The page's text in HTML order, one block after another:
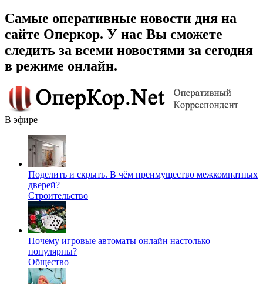
Самые оперативные новости дня на
сайте Оперкор. У нас Вы сможете
следить за всеми новостями за сегодня
в режиме онлайн.
В эфире
Поделить и скрыть. В чём преимущество межкомнатных
дверей?
Строительство
Почему игровые автоматы онлайн настолько
популярны?
Общество